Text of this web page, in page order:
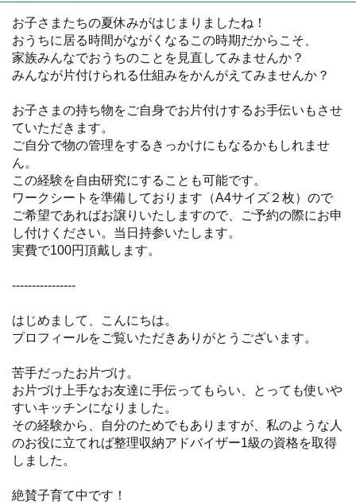
お子さまたちの夏休みがはじまりましたね！
おうちに居る時間がながくなるこの時期だからこそ、
家族みんなでおうちのことを見直してみませんか？
みんなが片付けられる仕組みをかんがえてみませんか？
お子さまの持ち物をご自身でお片付けするお手伝いもさせ
ていただきます。
ご自分で物の管理をするきっかけにもなるかもしれませ
ん。
この経験を自由研究にすることも可能です。
ワークシートを準備しております（A4サイズ２枚）ので
ご希望であればお譲りいたしますので、ご予約の際にお申
し付けください。当日持参いたします。
実費で100円頂戴します。
----------------
はじめまして、こんにちは。
プロフィールをご覧いただきありがとうございます。
苦手だったお片づけ。
お片づけ上手なお友達に手伝ってもらい、とっても使いや
すいキッチンになりました。
その経験から、自分のためでもありますが、私のような人
のお役に立てれば整理収納アドバイザー1級の資格を取得
しました。
絶賛子育て中です！